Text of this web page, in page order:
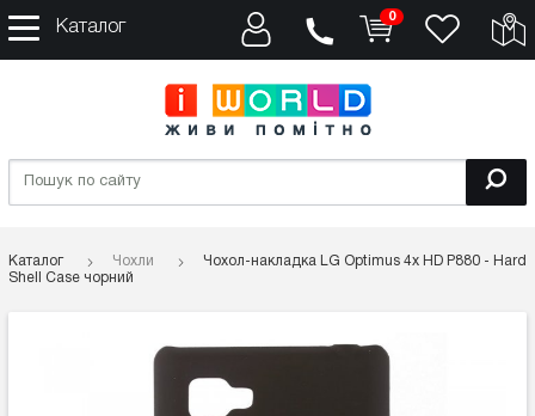
Каталог
0
Каталог Чохли
Чохол-накладка LG Optimus 4x HD P880 - Hard
Shell Case чорний